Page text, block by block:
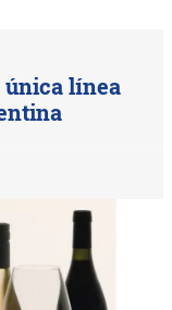
única línea